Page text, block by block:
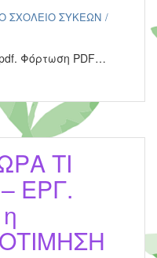
ΣΧΟΛΕΙΟ ΣΥΚΕΩΝ
Φόρτωση PDF…
ΤΙ
ΕΡΓ.